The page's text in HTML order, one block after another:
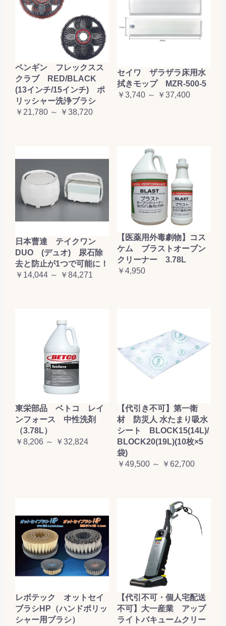
ペンギン フレックスス
クラブ RED/BLACK
(13インチ/15インチ) ポ
リッシャー洗浄ブラシ
￥21,780 ～ ￥38,720
セイワ ザラザラ床用水
拭きモップ MZR-500-5
￥3,740 ～ ￥37,400
日本曹達 テイクワン
DUO (デュオ) 尿石除
去と防止が1つで可能に！
￥14,044 ～ ￥84,271
【医薬用外毒劇物】コス
ケム ブラストオーブン
クリーナー 3.78L
￥4,950
東栄部品 ベトコ レイ
ンフォース 中性洗剤
（3.78L）
￥8,206 ～ ￥32,824
【代引き不可】第一衛
材 防災人 水たまり吸水
シート BLOCK15(14L)/
BLOCK20(19L)(10枚×5
袋)
￥49,500 ～ ￥62,700
レボテック オットセイ
ブラシHP（ハンドポリッ
シャー用ブラシ）
【代引不可・個人宅配送
不可】大一産業 アップ
ライトバキュームクリー